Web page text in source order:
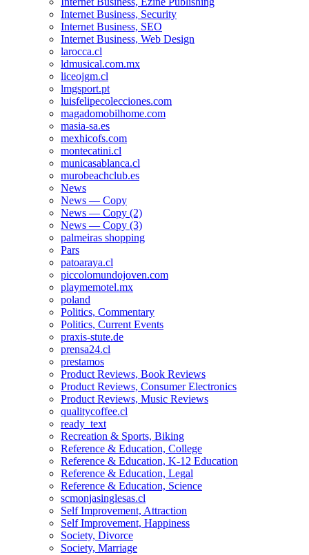
Internet Business, Security
Internet Business, SEO
Internet Business, Web Design
larocca.cl
ldmusical.com.mx
liceojgm.cl
lmgsport.pt
luisfelipecolecciones.com
magadomobilhome.com
masia-sa.es
mexhicofs.com
montecatini.cl
municasablanca.cl
murobeachclub.es
News
News — Copy
News — Copy (2)
News — Copy (3)
palmeiras shopping
Pars
patoaraya.cl
piccolomundojoven.com
playmemotel.mx
poland
Politics, Commentary
Politics, Current Events
praxis-stute.de
prensa24.cl
prestamos
Product Reviews, Book Reviews
Product Reviews, Consumer Electronics
Product Reviews, Music Reviews
qualitycoffee.cl
ready_text
Recreation & Sports, Biking
Reference & Education, College
Reference & Education, K-12 Education
Reference & Education, Legal
Reference & Education, Science
scmonjasinglesas.cl
Self Improvement, Attraction
Self Improvement, Happiness
Society, Divorce
Society, Marriage